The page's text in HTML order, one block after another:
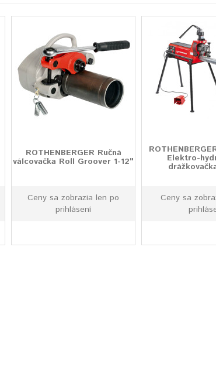
ROTHENBERGER Ručná
válcovačka Roll Groover 1-12"
Ceny sa zobrazia len po
prihlásení
Elektro-
Ceny sa